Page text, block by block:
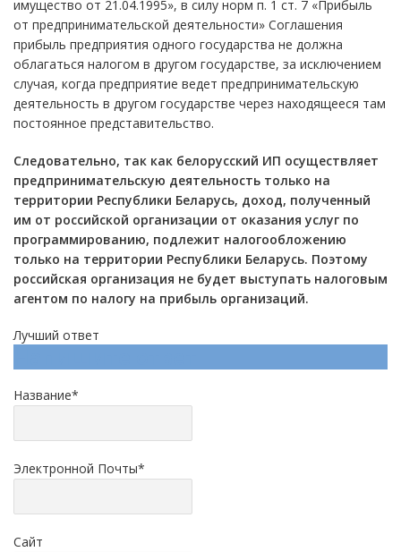
имущество от 21.04.1995», в силу норм п. 1 ст. 7 «Прибыль
от предпринимательской деятельности» Соглашения
прибыль предприятия одного государства не должна
облагаться налогом в другом государстве, за исключением
случая, когда предприятие ведет предпринимательскую
деятельность в другом государстве через находящееся там
постоянное представительство.
Следовательно, так как белорусский ИП осуществляет
предпринимательскую деятельность только на
территории Республики Беларусь, доход, полученный
им от российской организации от оказания услуг по
программированию, подлежит налогообложению
только на территории Республики Беларусь. Поэтому
российская организация не будет выступать налоговым
агентом по налогу на прибыль организаций.
Лучший ответ
Название*
Электронной Почты*
Сайт